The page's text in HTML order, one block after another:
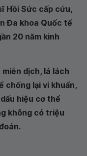
Hồi Sức cấp cứu,
Đa khoa Quốc tế
20 năm kinh
dịch, lá lách
chống lại vi khuẩn,
hiệu cơ thể
không có triệu